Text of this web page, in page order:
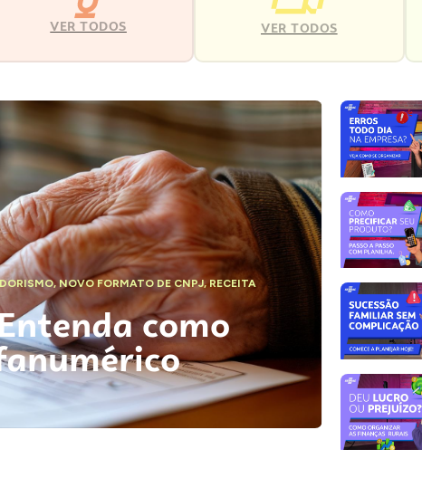
VER TODOS VER TODOS
,NOVO FORMATO DE CNPJ,RECEITA
como